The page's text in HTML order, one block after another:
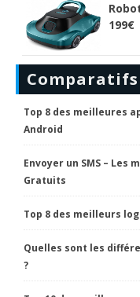
Comparatifs
Top 8 des meilleures
Android
Envoyer un SMS – Les
Gratuits
Top 8 des meilleurs
Quelles sont les
?